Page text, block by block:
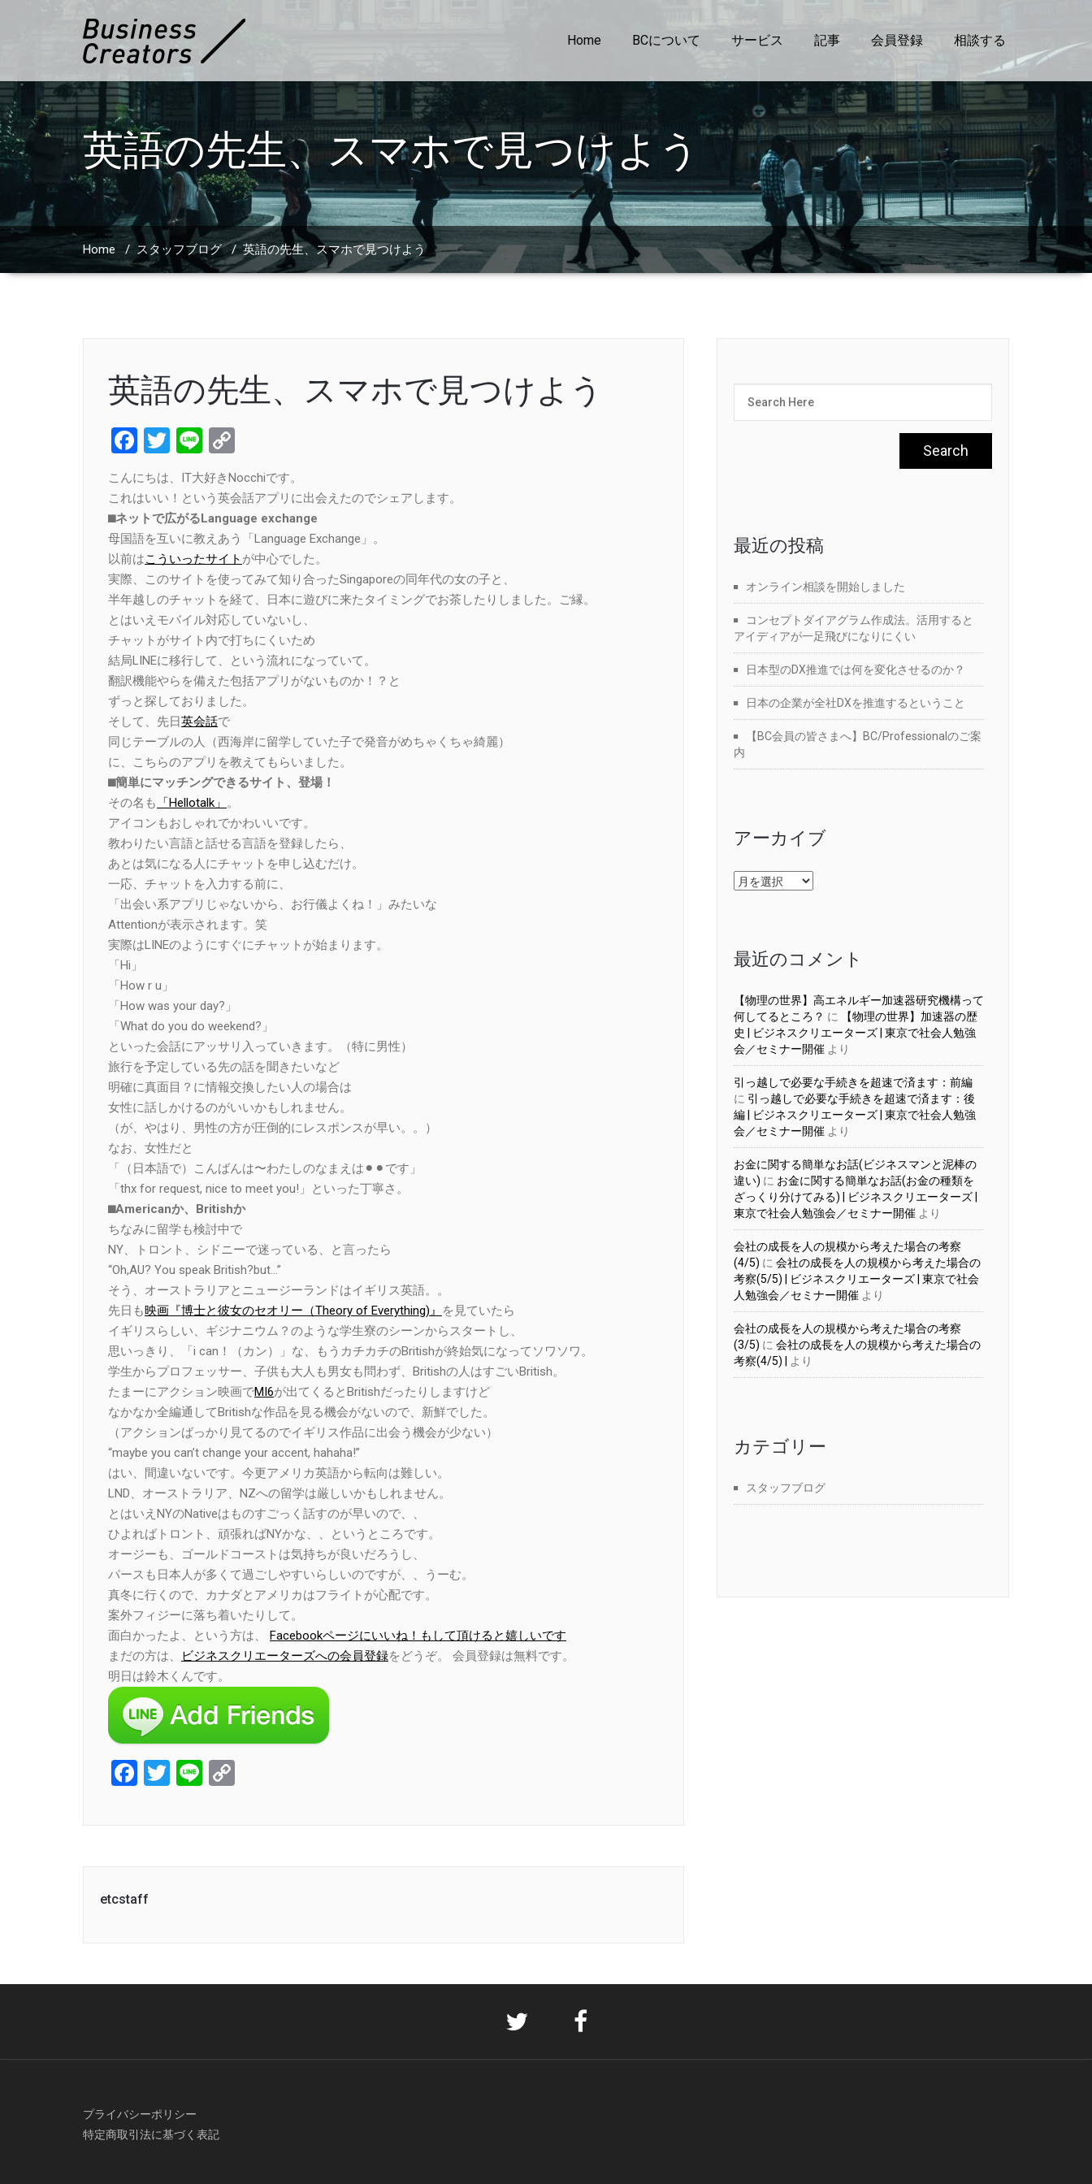
Home BCについて サービス 記事 会員登録 相談する
英語の先生、スマホで見つけよう
Home / スタッフブログ/英語の先生、スマホで見つけよう
英語の先生、スマホで見つけよう
Facebook
Twitter
Line
Link
こんにちは、IT大好きNocchiです。
これはいい！という英会話アプリに出会えたのでシェアします。
⬛︎ネットで広がるLanguage exchange
母国語を互いに教えあう「Language Exchange」。
以前はこういったサイト が中心でした。
実際、このサイトを使ってみて知り合ったSingaporeの同年代の女の子と、
半年越しのチャットを経て、日本に遊びに来たタイミングでお茶したりしました。ご縁。
とはいえモバイル対応していないし、
チャットがサイト内で打ちにくいため
結局LINEに移行して、という流れになっていて。
翻訳機能やらを備えた包括アプリがないものか！？と
ずっと探しておりました。
そして、先日英会話で
同じテーブルの人（西海岸に留学していた子で発音がめちゃくちゃ綺麗）
に、こちらのアプリを教えてもらいました。
⬛︎簡単にマッチングできるサイト、登場！
その名も
「Hellotalk」 。
アイコンもおしゃれでかわいいです。
教わりたい言語と話せる言語を登録したら、
あとは気になる人にチャットを申し込むだけ。
一応、チャットを入力する前に、
「出会い系アプリじゃないから、お行儀よくね！」みたいな
Attentionが表示されます。笑
実際はLINEのようにすぐにチャットが始まります。
「Hi」
「How r u」
「How was your day?」
「What do you do weekend?」
といった会話にアッサリ入っていきます。（特に男性）
旅行を予定している先の話を聞きたいなど
明確に真面目？に情報交換したい人の場合は
女性に話しかけるのがいいかもしれません。
（が、やはり、男性の方が圧倒的にレスポンスが早い。。）
なお、女性だと
「（日本語で）こんばんは〜わたしのなまえは⚫︎⚫︎です」
「thx for request, nice to meet you!」といった丁寧さ。
⬛︎Americanか、Britishか
ちなみに留学も検討中で
NY、トロント、シドニーで迷っている、と言ったら
“Oh,AU? You speak British?but…”
そう、オーストラリアとニュージーランドはイギリス英語。。
先日も映画『博士と彼女のセオリー（Theory of Everything)』
を見ていたら
イギリスらしい、ギジナニウム？のような学生寮のシーンからスタートし、
思いっきり、「i can！（カン）」な、もうカチカチのBritishが終始気になってソワソワ。
学生からプロフェッサー、子供も大人も男女も問わず、Britishの人はすごいBritish。
たまーにアクション映画でMI6が出てくるとBritishだったりしますけど
なかなか全編通してBritishな作品を見る機会がないので、新鮮でした。
（アクションばっかり見てるのでイギリス作品に出会う機会が少ない）
“maybe you can’t change your accent, hahaha!”
はい、間違いないです。今更アメリカ英語から転向は難しい。
LND、オーストラリア、NZへの留学は厳しいかもしれません。
とはいえNYのNativeはものすごっく話すのが早いので、、
ひよればトロント、頑張ればNYかな、、というところです。
オージーも、ゴールドコーストは気持ちが良いだろうし、
パースも日本人が多くて過ごしやすいらしいのですが、、うーむ。
真冬に行くので、カナダとアメリカはフライトが心配です。
案外フィジーに落ち着いたりして。
面白かったよ、という方は、
Facebookページにいいね！もして頂けると嬉しいです
まだの方は、
ビジネスクリエーターズへの会員登録をどうぞ。 会員登録は無料です。
明日は鈴木くんです。
Facebook
Twitter
Line
etcstaff
最近の投稿
オンライン相談を開始しました
コンセプトダイアグラム作成法。活用すると
アイディアが一足飛びになりにくい
日本型のDX推進では何を変化させるのか？
日本の企業が全社DXを推進するということ
【BC会員の皆さまへ】BC/Professionalのご案
内
アーカイブ
ア
ー
最近のコメント
【物理の世界】高エネルギー加速器研究機構って
何してるところ？ に
【物理の世界】加速器の歴
史 | ビジネスクリエーターズ | 東京で社会人勉強
会／セミナー開催 より
引っ越しで必要な手続きを超速で済ます：前編
に 引っ越しで必要な手続きを超速で済ます：後
編 | ビジネスクリエーターズ | 東京で社会人勉強
会／セミナー開催 より
お金に関する簡単なお話(ビジネスマンと泥棒の
違い) に お金に関する簡単なお話(お金の種類を
ざっくり分けてみる) | ビジネスクリエーターズ |
東京で社会人勉強会／セミナー開催 より
会社の成長を人の規模から考えた場合の考察
(4/5) に 会社の成長を人の規模から考えた場合の
考察(5/5) | ビジネスクリエーターズ | 東京で社会
人勉強会／セミナー開催 より
会社の成長を人の規模から考えた場合の考察
(3/5) に 会社の成長を人の規模から考えた場合の
考察(4/5) |
より
カテゴリー
スタッフブログ
プライバシーポリシー
特定商取引法に基づく表記